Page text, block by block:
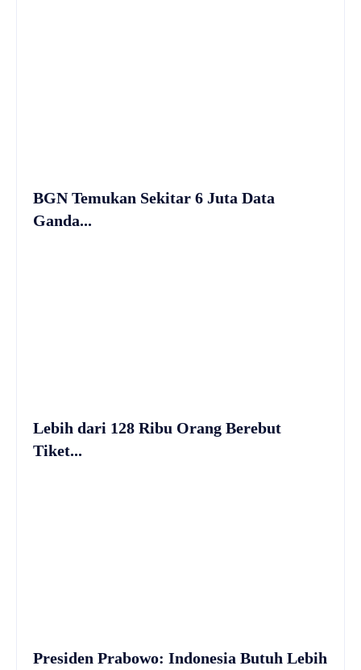
BGN Temukan Sekitar 6 Juta Data
Ganda...
Lebih dari 128 Ribu Orang Berebut
Tiket...
Presiden Prabowo: Indonesia Butuh Lebih